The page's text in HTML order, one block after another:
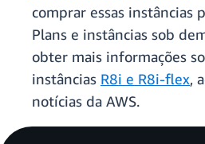
comprar essas instâncias
Plans e instâncias sob
obter mais informações
instâncias R8i e R8i-flex,
notícias da AWS.